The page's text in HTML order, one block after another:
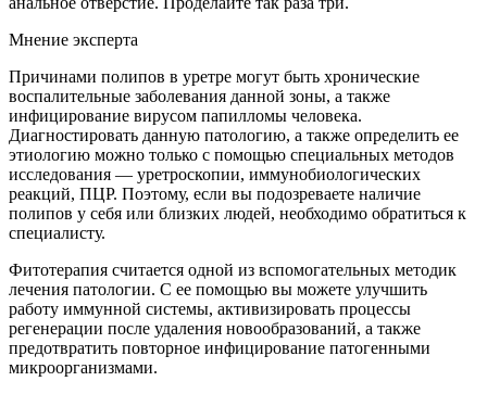
Мнение эксперта
Причинами полипов в уретре могут быть хронические
воспалительные заболевания данной зоны, а также
инфицирование вирусом папилломы человека.
Диагностировать данную патологию, а также определить ее
этиологию можно только с помощью специальных методов
исследования — уретроскопии, иммунобиологических
реакций, ПЦР. Поэтому, если вы подозреваете наличие
полипов у себя или близких людей, необходимо обратиться к
специалисту.
Фитотерапия считается одной из вспомогательных методик
лечения патологии. С ее помощью вы можете улучшить
работу иммунной системы, активизировать процессы
регенерации после удаления новообразований, а также
предотвратить повторное инфицирование патогенными
микроорганизмами.